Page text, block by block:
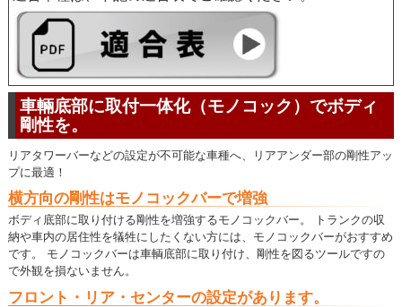
車輛底部に取付一体化（モノコック）でボディ
剛性を。
リアタワーバーなどの設定が不可能な車種へ、リアアンダー部の剛性アッ
プに最適！
横方向の剛性はモノコックバーで増強
ボディ底部に取り付ける剛性を増強するモノコックバー。 トランクの収
納や車内の居住性を犠牲にしたくない方には、モノコックバーがおすすめ
です。 モノコックバーは車輌底部に取り付け、剛性を図るツールですの
で外観を損ないません。
フロント・リア・センターの設定があります。